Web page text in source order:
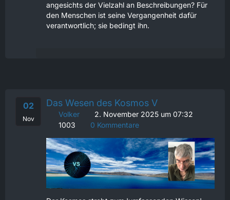
angesichts der Vielzahl an Beschreibungen? Für
den Menschen ist seine Vergangenheit dafür
verantwortlich; sie bedingt ihn.
02
Nov
Das Wesen des Kosmos V
Volker
2. November 2025 um 07:32
1003
0 Kommentare